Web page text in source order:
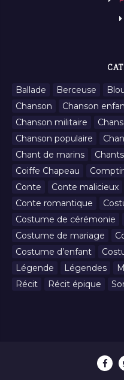
Ballade Berceuse
Chanson
Chanson
Chanson militaire
Chanson populaire
Chant de marins
Chants
Coiffe Chapeau
Conte
Conte malicieux
Conte romantique
Costume de cérémonie
Costume de mariage
Costume d’enfant
Légende
Légendes
Récit
Récit épique